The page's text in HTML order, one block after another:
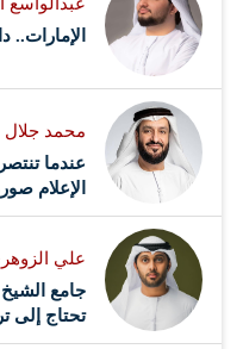
عبدالواسع
محمد جلال
عندما
الإعلام
علي
جامع الشيخ
تحتاج إلى